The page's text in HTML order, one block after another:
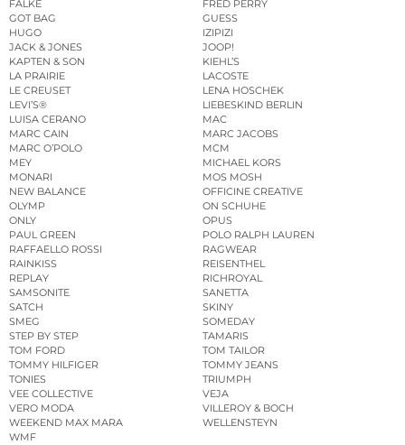
FALKE
FRED PERRY
GOT BAG
GUESS
HUGO
IZIPIZI
JACK & JONES
JOOP!
KAPTEN & SON
KIEHL’S
LA PRAIRIE
LACOSTE
LE CREUSET
LENA HOSCHEK
LEVI’S®
LIEBESKIND BERLIN
LUISA CERANO
MAC
MARC CAIN
MARC JACOBS
MARC O’POLO
MCM
MEY
MICHAEL KORS
MONARI
MOS MOSH
NEW BALANCE
OFFICINE CREATIVE
OLYMP
ON SCHUHE
ONLY
OPUS
PAUL GREEN
POLO RALPH LAUREN
RAFFAELLO ROSSI
RAGWEAR
RAINKISS
REISENTHEL
REPLAY
RICHROYAL
SAMSONITE
SANETTA
SATCH
SKINY
SMEG
SOMEDAY
STEP BY STEP
TAMARIS
TOM FORD
TOM TAILOR
TOMMY HILFIGER
TOMMY JEANS
TONIES
TRIUMPH
VEE COLLECTIVE
VEJA
VERO MODA
VILLEROY & BOCH
WEEKEND MAX MARA
WELLENSTEYN
WMF